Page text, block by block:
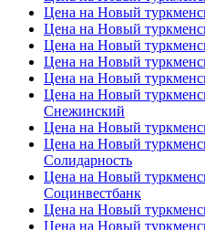
Цена на Новый
Цена на Новый
Цена на Новый
Цена на Новый
Цена на Новый
Цена на Новый
Снежинский
Цена на Новый
Цена на Новый
Солидарность
Цена на Новый
Социнвестбанк
Цена на Новый
Цена на Новый